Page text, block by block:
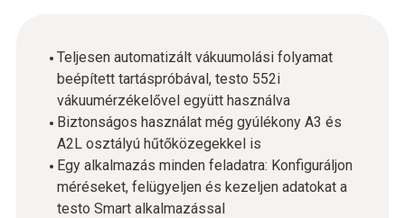
Teljesen automatizált vákuumolási folyamat
beépített tartáspróbával, testo 552i
vákuumérzékelővel együtt használva
Biztonságos használat még gyúlékony A3 és
A2L osztályú hűtőközegekkel is
Egy alkalmazás minden feladatra: Konfiguráljon
méréseket, felügyeljen és kezeljen adatokat a
testo Smart alkalmazással